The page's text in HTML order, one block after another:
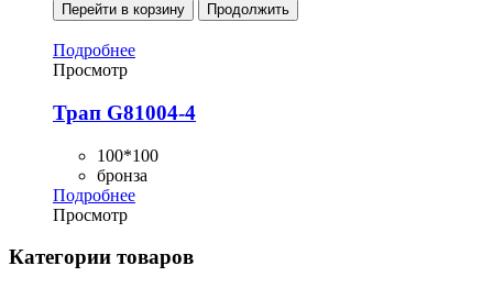
Перейти в корзину Продолжить
Подробнее
Просмотр
Трап G81004-4
100*100
бронза
Подробнее
Просмотр
Категории товаров